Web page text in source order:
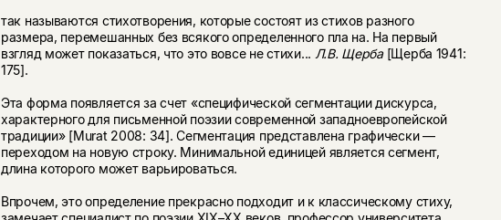
так называются стихотворения, которые состоят из стихов разного
размера, перемешанных без всякого определенного пла на. На первый
взгляд может показаться, что это вовсе не стихи... Л.В. Щерба [Щерба 1941:
175].
Эта форма появляется за счет «специфической сегментации дискурса,
характерного для письменной поэзии современной западноевропейской
традиции» [Murat 2008: 34]. Сегментация представлена графически —
переходом на новую строку. Минимальной единицей является сегмент,
длина которого может варьироваться.
Впрочем, это определение прекрасно подходит и к классическому стиху,